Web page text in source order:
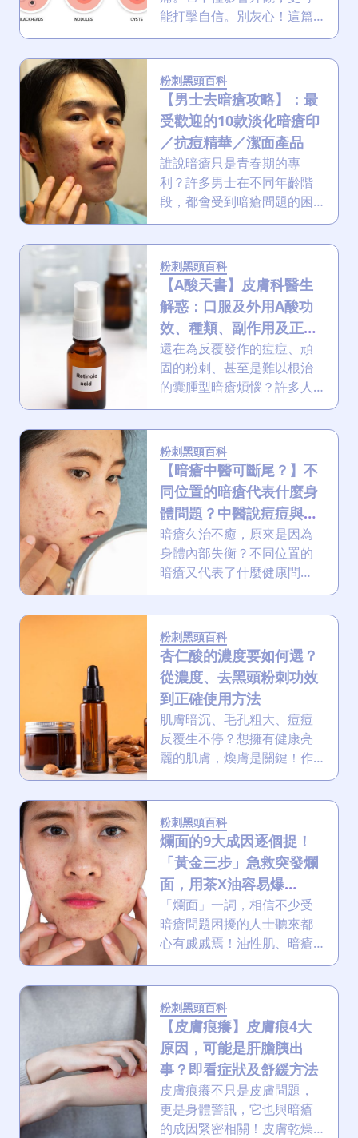
能打擊自信。別灰心！這篇
文章將帶領你深入了解暗瘡
的成因、提供經科學驗證的
去暗瘡方法，以及預防暗瘡
印的秘訣，讓你告別暗瘡困
擾，重拾健康肌膚，散發自
信光采！
粉刺黑頭百科
【男士去暗瘡攻略】：最
受歡迎的10款淡化暗瘡印
／抗痘精華／潔面產品
誰說暗瘡只是青春期的專
利？許多男士在不同年齡階
段，都會受到暗瘡問題的困
擾。想要告別痘痘肌，重拾
清爽自信的型男形象，就必
須正視暗瘡成因，並採取有
效的解決方案。這篇文章將
深入探討男士去暗瘡的各個
面向，從飲食、生活習慣到
護膚成分，再到專業醫學美
容療程，助你全方位擊退暗
瘡，淡化暗瘡印。
粉刺黑頭百科
【A酸天書】皮膚科醫生
解惑：口服及外用A酸功
效、種類、副作用及正確
用法
還在為反覆發作的痘痘、頑
固的粉刺、甚至是難以根治
的囊腫型暗瘡煩惱？許多人
認為A酸是終極武器，正所謂
「是藥三分毒」，由於A酸的
副作用很猛，必須皮膚科醫
生處立，也令許多人對這
「仙丹」卻步！一起看A酸家
族的作用機制、如何獲得，
到外用和口服的詳細指南！
粉刺黑頭百科
【暗瘡中醫可斷尾？】不
同位置的暗瘡代表什麼身
體問題？中醫說痘痘與脾
胃有關
暗瘡久治不癒，原來是因為
身體內部失衡？不同位置的
暗瘡又代表了什麼健康問
題？本文從中醫角度深入探
討暗瘡的成因，揭示其與臟
腑、飲食及情緒的關聯，還
提供詳盡的中醫治療與調理
指南，助你從根源上解決暗
瘡！
粉刺黑頭百科
杏仁酸的濃度要如何選？
從濃度、去黑頭粉刺功效
到正確使用方法
肌膚暗沉、毛孔粗大、痘痘
反覆生不停？想擁有健康亮
麗的肌膚，煥膚是關鍵！作
為全膚質都適用的杏仁酸，
杏仁酸的濃度怎樣選？用杏
仁酸的頻率？用杏仁酸會爛
面嗎？一起來探討杏仁酸的
原理、功效、適用膚質、使
用方法及注意事項，助你去
痘去黑頭粉刺！
粉刺黑頭百科
爛面的9大成因逐個捉！
「黃金三步」急救突發爛
面，用茶X油容易爆
瘡？！
「爛面」一詞，相信不少受
暗瘡問題困擾的人士聽來都
心有戚戚焉！油性肌、暗瘡
肌加敏感肌，一年讓你爛面N
次？救星來了！本文將深入
探討爛面的成因、護膚常見
誤區，並提供一套完整的治
療及預防方案，替你的肌膚
「健身」增加健康！
粉刺黑頭百科
【皮膚痕癢】皮膚痕4大
原因，可能是肝膽胰出
事？即看症狀及舒緩方法
皮膚痕癢不只是皮膚問題，
更是身體警訊，它也與暗瘡
的成因緊密相關！皮膚乾燥